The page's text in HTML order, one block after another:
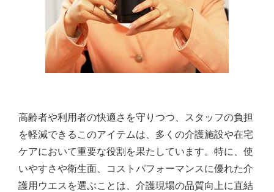
高齢者や利用者の快適さを守りつつ、スタッフの負担
を軽減できるこのアイテムは、多くの介護施設や在宅
ケアにおいて重要な役割を果たしています。特に、使
いやすさや衛生面、コストパフォーマンスに優れた介
護用ウエスを選ぶことは、介護現場の品質向上に直結